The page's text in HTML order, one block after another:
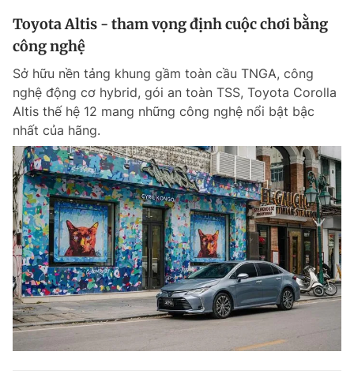
Toyota Altis - tham vọng định cuộc chơi bằng
công nghệ
Sở hữu nền tảng khung gầm toàn cầu TNGA, công
nghệ động cơ hybrid, gói an toàn TSS, Toyota Corolla
Altis thế hệ 12 mang những công nghệ nổi bật bậc
nhất của hãng.